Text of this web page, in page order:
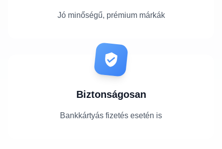
Jó minőségű, prémium márkák
Biztonságosan
Bankkártyás fizetés esetén is